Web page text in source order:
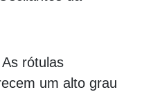
rótulas
um alto grau